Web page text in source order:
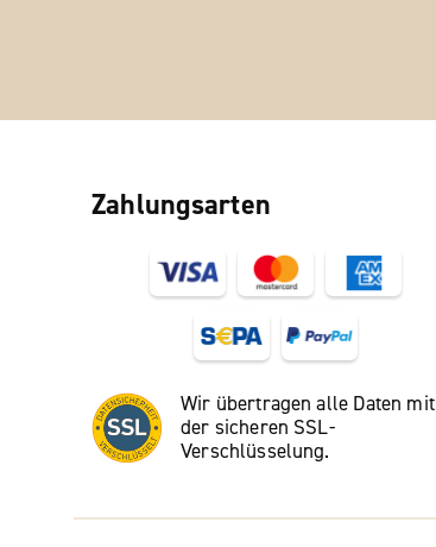
Zahlungsarten
Wir übertragen alle Daten mit
der sicheren SSL-
Verschlüsselung.